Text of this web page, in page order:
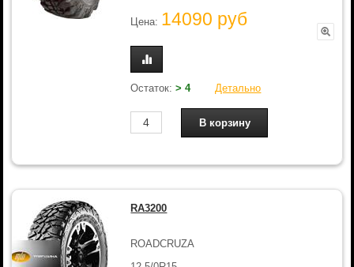
Цена: 14090 руб
Остаток:> 4 Детально
RA3200
ROADCRUZA